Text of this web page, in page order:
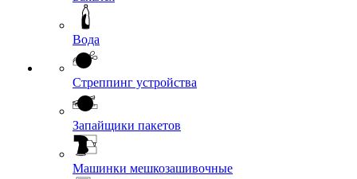
Вода
Стреппинг устройства
Запайщики пакетов
Машинки мешкозашивочные